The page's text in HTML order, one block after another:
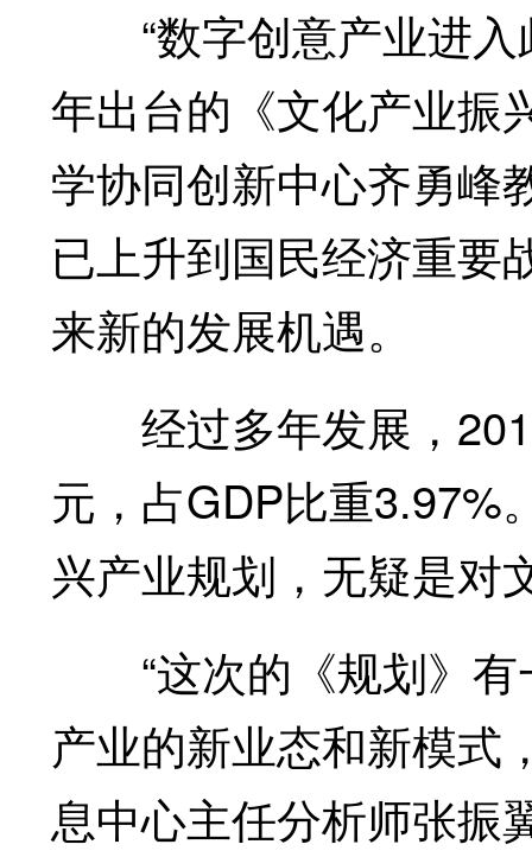
“数字创意产业进入
年出台的《文化产业振
学协同创新中心齐勇峰
已上升到国民经济重要
来新的发展机遇。
经过多年发展，
元，占GDP比重3.97%
兴产业规划，无疑是对
“这次的《规划》有
产业的新业态和新模式
息中心主任分析师张振